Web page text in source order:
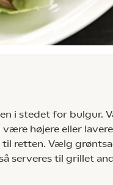
i stedet for bulgur.
højere eller
til retten. Vælg
serveres til grillet